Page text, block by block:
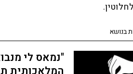
בנושא
"נמאס לי